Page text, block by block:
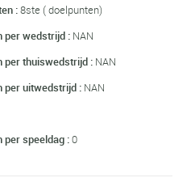
:8ste ( doelpunten)
per wedstrijd : NAN
per thuiswedstrijd : NAN
per uitwedstrijd : NAN
per speeldag :0